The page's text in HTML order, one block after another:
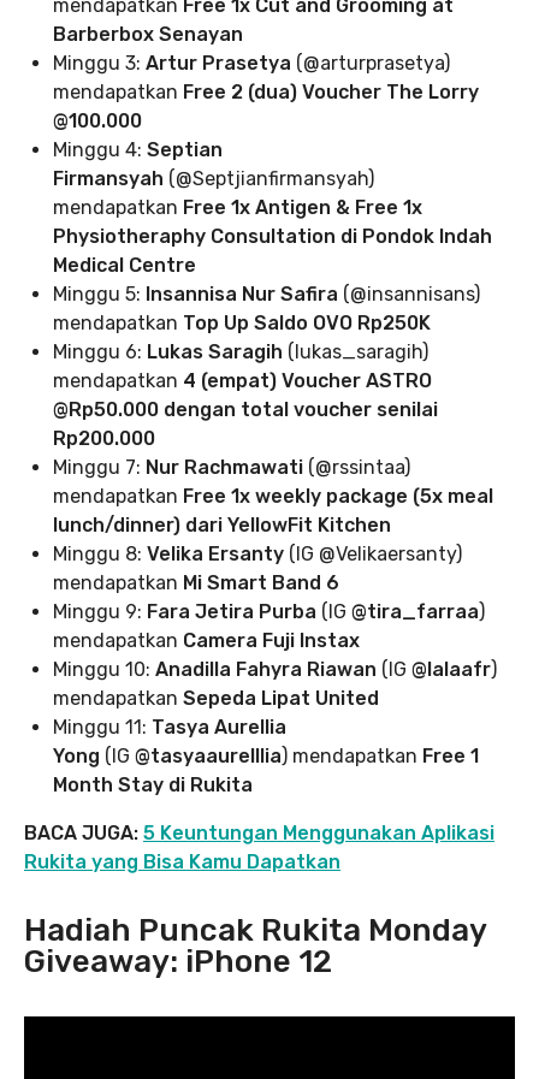
mendapatkan Free 1x Cut and Grooming at
Barberbox Senayan
Minggu 3: Artur Prasetya (@arturprasetya)
mendapatkan Free 2 (dua) Voucher The Lorry
@100.000
Minggu 4: Septian
Firmansyah (@Septjianfirmansyah)
mendapatkan Free 1x Antigen & Free 1x
Physiotheraphy Consultation di Pondok Indah
Medical Centre
Minggu 5: Insannisa Nur Safira (@insannisans)
mendapatkan Top Up Saldo OVO Rp250K
Minggu 6: Lukas Saragih (lukas_saragih)
mendapatkan 4 (empat) Voucher ASTRO
@Rp50.000 dengan total voucher senilai
Rp200.000
Minggu 7: Nur Rachmawati (@rssintaa)
mendapatkan Free 1x weekly package (5x meal
lunch/dinner) dari YellowFit Kitchen
Minggu 8: Velika Ersanty (IG @Velikaersanty)
mendapatkan Mi Smart Band 6
Minggu 9: Fara Jetira Purba (IG @tira_farraa)
mendapatkan Camera Fuji Instax
Minggu 10: Anadilla Fahyra Riawan (IG @lalaafr)
mendapatkan Sepeda Lipat United
Minggu 11: Tasya Aurellia
Yong (IG @tasyaaurelllia) mendapatkan Free 1
Month Stay di Rukita
BACA JUGA: 5 Keuntungan Menggunakan Aplikasi
Rukita yang Bisa Kamu Dapatkan
Hadiah Puncak Rukita Monday
Giveaway: iPhone 12